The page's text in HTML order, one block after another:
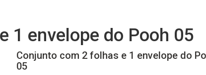
1 envelope do Pooh 05
Conjunto com 2 folhas e 1 envelope do
05